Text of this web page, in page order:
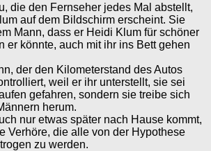
die den Fernseher jedes Mal abstellt,
auf dem Bildschirm erscheint. Sie
Mann, dass er Heidi Klum für schöner
er könnte, auch mit ihr ins Bett gehen
der den Kilometerstand des Autos
weil er ihr unterstellt, sie sei
gefahren, sondern sie treibe sich
herum.
nur etwas später nach Hause kommt,
Verhöre, die alle von der Hypothese
zu werden.